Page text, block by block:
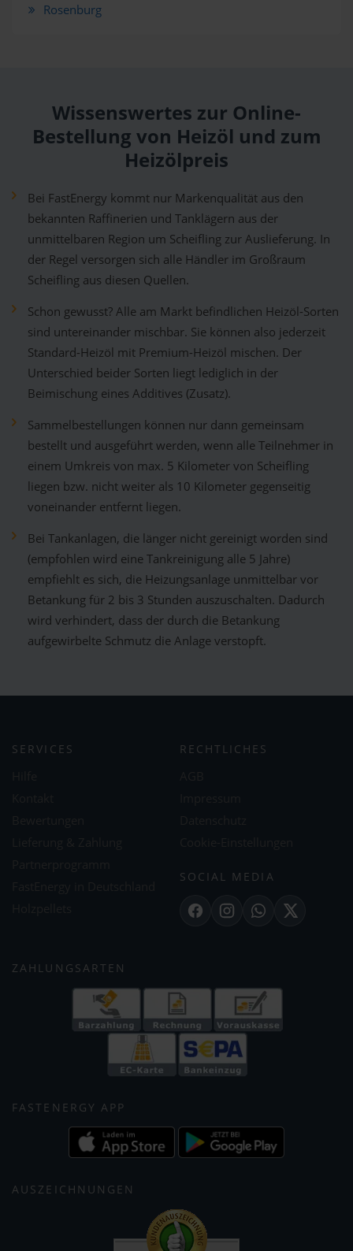
Rosenburg
Wissenswertes zur Online-
Bestellung von Heizöl und zum
Heizölpreis
Bei FastEnergy kommt nur Markenqualität aus den
bekannten Raffinerien und Tanklägern aus der
unmittelbaren Region um Scheifling zur Auslieferung. In
der Regel versorgen sich alle Händler im Großraum
Scheifling aus diesen Quellen.
Schon gewusst? Alle am Markt befindlichen Heizöl-Sorten
sind untereinander mischbar. Sie können also jederzeit
Standard-Heizöl mit Premium-Heizöl mischen. Der
Unterschied beider Sorten liegt lediglich in der
Beimischung eines Additives (Zusatz).
Sammelbestellungen können nur dann gemeinsam
bestellt und ausgeführt werden, wenn alle Teilnehmer in
einem Umkreis von max. 5 Kilometer von Scheifling
liegen bzw. nicht weiter als 10 Kilometer gegenseitig
voneinander entfernt liegen.
Bei Tankanlagen, die länger nicht gereinigt worden sind
(empfohlen wird eine Tankreinigung alle 5 Jahre)
empfiehlt es sich, die Heizungsanlage unmittelbar vor
Betankung für 2 bis 3 Stunden auszuschalten. Dadurch
wird verhindert, dass der durch die Betankung
aufgewirbelte Schmutz die Anlage verstopft.
SERVICES RECHTLICHES
SOCIAL MEDIA
FacebookInstagramWhatsApp
X
ZAHLUNGSARTEN
FASTENERGY APP
AUSZEICHNUNGEN